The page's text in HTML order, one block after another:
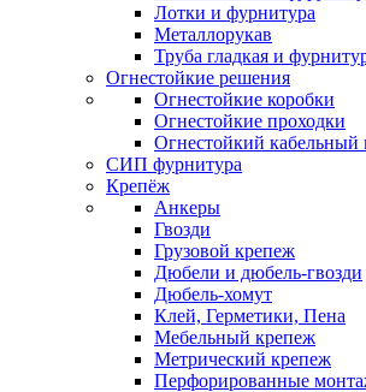
Лотки и фурнитура
Металлорукав
Труба гладкая и
Огнестойкие решения
Огнестойкие коробки
Огнестойкие проходки
Огнестойкий кабельный
СИП фурнитура
Крепёж
Анкеры
Гвозди
Грузовой крепеж
Дюбели и дюбель-гвозди
Дюбель-хомут
Клей, Герметики, Пена
Мебельный крепеж
Метрический крепеж
Перфорированные